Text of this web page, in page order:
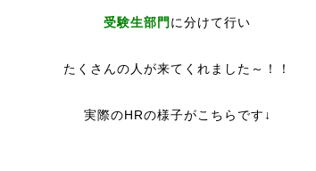
受験生部門 に分けて行い
たくさんの人が来てくれました～！！
実際のHRの様子がこちらです↓